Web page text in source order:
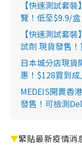
【快速測試套
覽！低至$9.9/
【快速測試套
試劑 現貨發售
日本城分店現
惠！$128買到
MEDEIS開賣香
發售！可檢測
▼緊貼最新疫情消